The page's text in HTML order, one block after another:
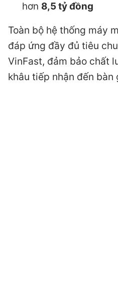
hơn 8,5 tỷ đồng
Toàn bộ hệ thống máy
đáp ứng đầy đủ tiêu
VinFast, đảm bảo chất
khâu tiếp nhận đến bàn